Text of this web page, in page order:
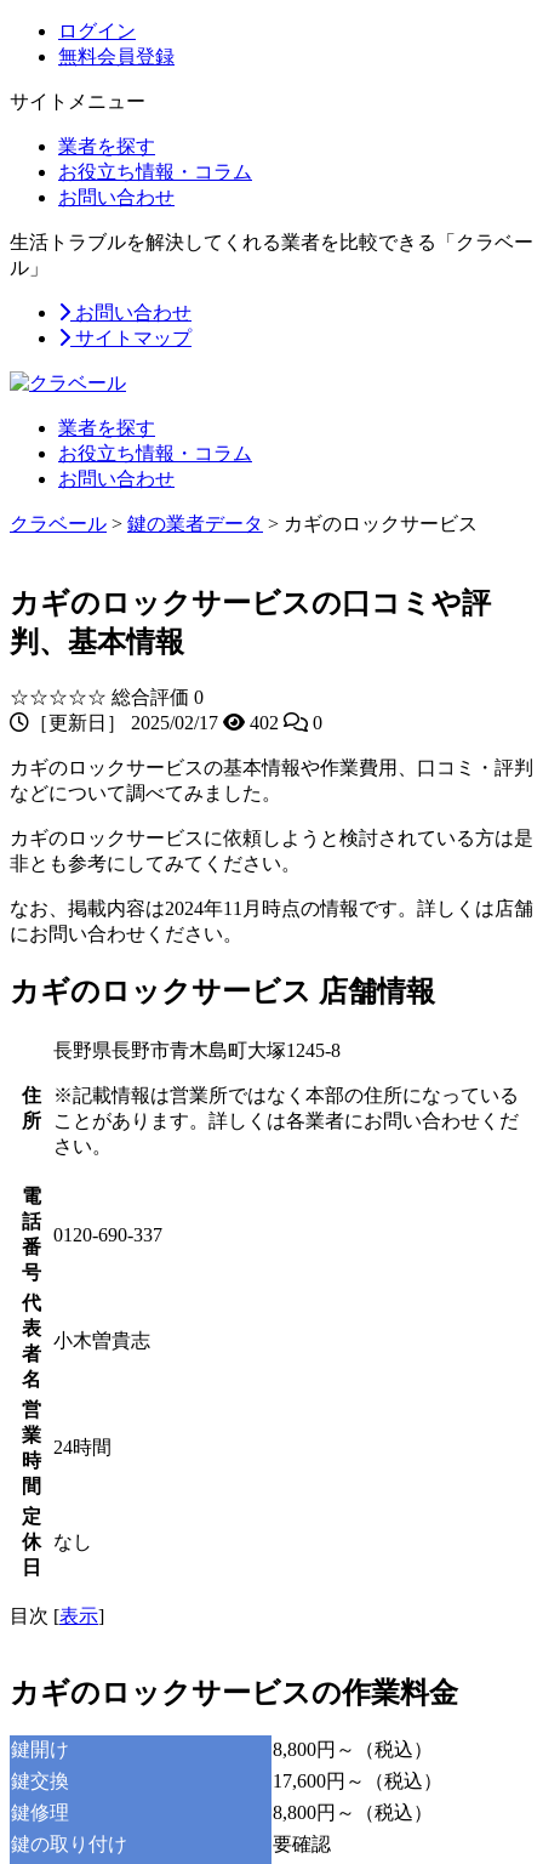
ログイン
無料会員登録
サイトメニュー
業者を探す
お役立ち情報・コラム
お問い合わせ
生活トラブルを解決してくれる業者を比較できる「クラベー
ル」
お問い合わせ
サイトマップ
業者を探す
お役立ち情報・コラム
お問い合わせ
クラベール > 鍵の業者データ > カギのロックサービス
カギのロックサービスの口コミや評
判、基本情報
☆☆☆☆☆ 総合評価 0
［更新日］ 2025/02/17
402 0
カギのロックサービスの基本情報や作業費用、口コミ・評判
などについて調べてみました。
カギのロックサービスに依頼しようと検討されている方は是
非とも参考にしてみてください。
なお、掲載内容は2024年11月時点の情報です。詳しくは店舗
にお問い合わせください。
カギのロックサービス 店舗情報
住
所
長野県長野市青木島町大塚1245-8
※記載情報は営業所ではなく本部の住所になっている
ことがあります。詳しくは各業者にお問い合わせくだ
さい。
電
話
番
号
0120-690-337
代
表
者
名
小木曽貴志
営
業
時
間
24時間
定
休
日
なし
目次 [表示]
カギのロックサービスの作業料金
鍵開け
8,800円～（税込）
鍵交換
17,600円～（税込）
鍵修理
8,800円～（税込）
鍵の取り付け
要確認